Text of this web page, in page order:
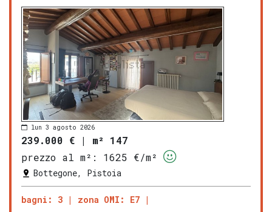
lun 3 agosto 2026
239.000 € | m² 147
prezzo al m²:
1625 €/m²
Bottegone, Pistoia
bagni: 3 zona OMI: E7